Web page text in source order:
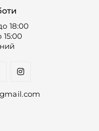
18:00
15:00